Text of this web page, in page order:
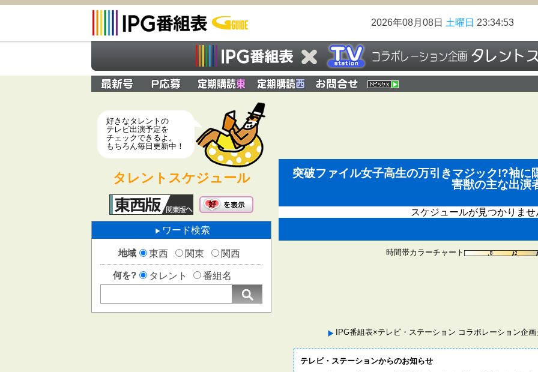
2026年08月08日 土曜日 23:34:54
好きなタレントの
テレビ出演予定を
チェックできるよ。
もちろん毎日更新中！
タレントスケジュール
ワード検索
地域 東西 関東 関西
何を? タレント 番組名
突破ファイル女子高生の万引きマジック!?袖に
害獣の主な出演
スケジュールが見つかりませ
時間帯カラーチャート
IPG番組表×テレビ・ステーション コラボレーション企
テレビ・ステーションからのお知らせ